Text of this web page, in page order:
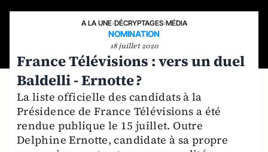
A LA UNE›DÉCRYPTAGES›MÉDIA
NOMINATION
18 juillet 2020
France Télévisions : vers un duel
Baldelli - Ernotte ?
La liste officielle des candidats à la
Présidence de France Télévisions a été
rendue publique le 15 juillet. Outre
Delphine Ernotte, candidate à sa propre